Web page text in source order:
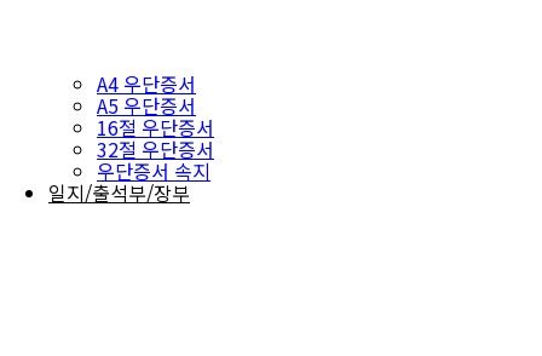
A4 우단증서
A5 우단증서
16절 우단증서
32절 우단증서
우단증서 속지
일지/출석부/장부